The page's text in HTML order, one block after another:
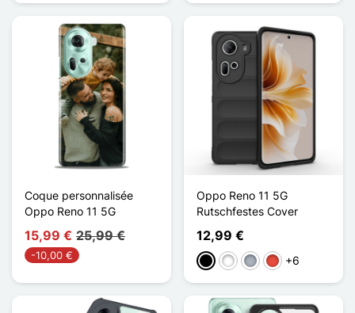
Coque personnalisée
Oppo Reno 11 5G
15,99 € 25,99 €
-10,00 €
Oppo Reno 11 5G
Rutschfestes Cover
12,99 €
Schwarz
WeißGrauRot +6